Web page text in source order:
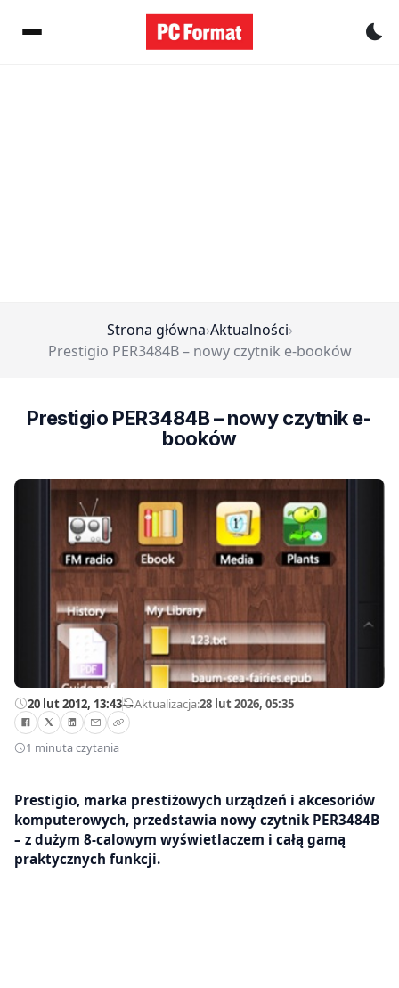
Strona główna›Aktualności›
Prestigio PER3484B – nowy czytnik e-booków
Prestigio PER3484B – nowy czytnik e-
booków
20 lut 2012, 13:43—Aktualizacja:28 lut 2026, 05:35
1 minuta czytania
Prestigio, marka prestiżowych urządzeń i akcesoriów
komputerowych, przedstawia nowy czytnik PER3484B
– z dużym 8-calowym wyświetlaczem i całą gamą
praktycznych funkcji.